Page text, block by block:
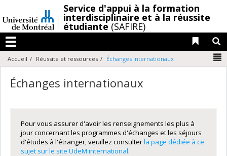
au
contenu
/
Service d'appui à la formation
interdisciplinaire et à la réussite
étudiante (SAFIRE)
Menu
Liens
Accueil Réussite et ressources Échanges internationaux
Échanges internationaux
Pour vous assurer d'avoir les renseignements les plus à
jour concernant les programmes d'échanges et les séjours
d'études à l'étranger, veuillez consulterla page dédiée à ce
sujet sur le site UdeM international.